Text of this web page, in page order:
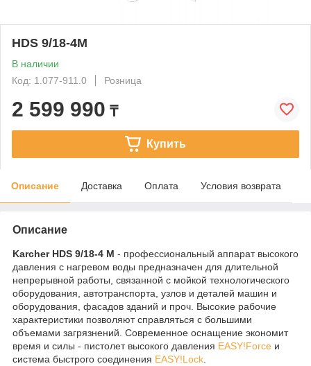
HDS 9/18-4M
В наличии
Код: 1.077-911.0
Розница
2 599 990 ₸
Купить
Описание Доставка Оплата Условия возврата
Описание
Karcher HDS 9/18-4 M - профессиональный аппарат высокого
давления с нагревом воды предназначен для длительной
непрерывной работы, связанной с мойкой технологического
оборудования, автотранспорта, узлов и деталей машин и
оборудования, фасадов зданий и проч. Высокие рабочие
характеристики позволяют справляться с большими
объемами загрязнений. Современное оснащение экономит
время и силы - пистолет высокого давления EASY!Force и
система быстрого соединения EASY!Lock